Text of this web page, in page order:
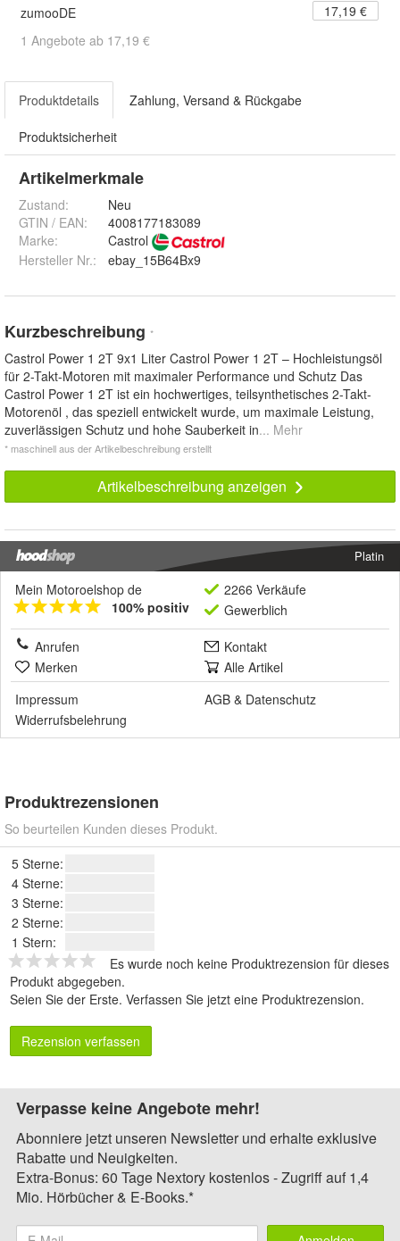
zumooDE
17,19 €
1 Angebote ab 17,19 €
Produktdetails Zahlung, Versand & Rückgabe
Produktsicherheit
Artikelmerkmale
Zustand:
Neu
GTIN / EAN:
4008177183089
Marke:
Castrol
Hersteller Nr.:
ebay_15B64Bx9
Kurzbeschreibung *
Castrol Power 1 2T 9x1 Liter Castrol Power 1 2T – Hochleistungsöl
für 2-Takt-Motoren mit maximaler Performance und Schutz Das
Castrol Power 1 2T ist ein hochwertiges, teilsynthetisches 2-Takt-
Motorenöl , das speziell entwickelt wurde, um maximale Leistung,
zuverlässigen Schutz und hohe Sauberkeit in... Mehr
* maschinell aus der Artikelbeschreibung erstellt
Artikelbeschreibung anzeigen
Platin
Mein Motoroelshop de
100% positiv
2266 Verkäufe
Gewerblich
Anrufen
Kontakt
Merken
Alle Artikel
Impressum
AGB & Datenschutz
Widerrufsbelehrung
Produktrezensionen
So beurteilen Kunden dieses Produkt.
5 Sterne:
4 Sterne:
3 Sterne:
2 Sterne:
1 Stern:
Es wurde noch keine Produktrezension für dieses
Produkt abgegeben.
Seien Sie der Erste. Verfassen Sie jetzt eine Produktrezension.
Rezension verfassen
Verpasse keine Angebote mehr!
Abonniere jetzt unseren Newsletter und erhalte exklusive
Rabatte und Neuigkeiten.
Extra-Bonus: 60 Tage Nextory kostenlos - Zugriff auf 1,4
Mio. Hörbücher & E-Books.*